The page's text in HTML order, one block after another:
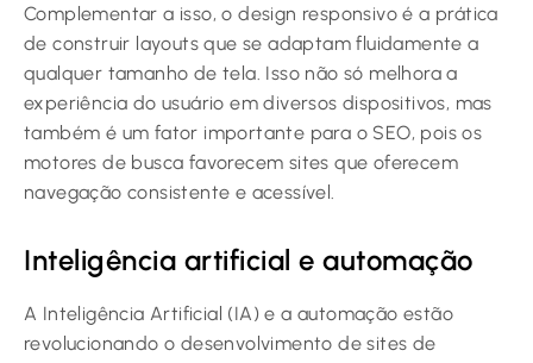
Complementar a isso, o design responsivo é a prática
de construir layouts que se adaptam fluidamente a
qualquer tamanho de tela. Isso não só melhora a
experiência do usuário em diversos dispositivos, mas
também é um fator importante para o SEO, pois os
motores de busca favorecem sites que oferecem
navegação consistente e acessível.
Inteligência artificial e automação
A Inteligência Artificial (IA) e a automação estão
revolucionando o desenvolvimento de sites de